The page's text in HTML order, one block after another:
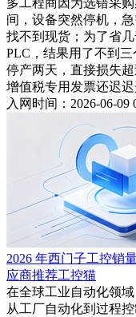
多工程商因为选错采
间，设备突然停机，
找不到现货；为了省
PLC，结果用了不到
停产两天，直接损失
增值税专用发票还迟
入网时间：2026-06-09
2026 年西门子工控销
应商推荐工控猫
在全球工业自动化领
从工厂自动化到过程